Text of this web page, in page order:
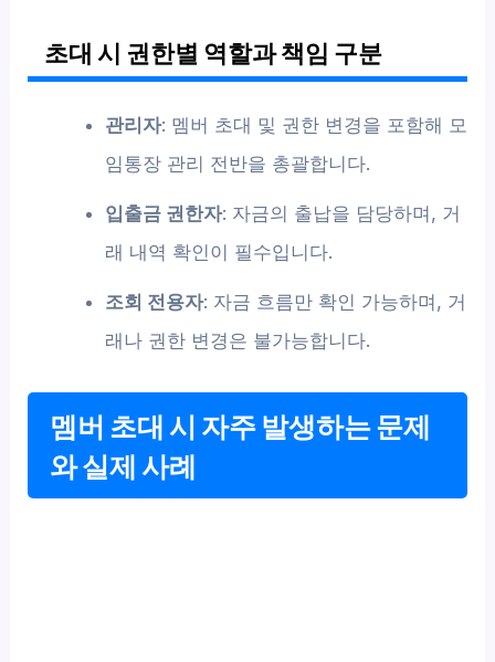
초대 시 권한별 역할과 책임 구분
관리자: 멤버 초대 및 권한 변경을 포함해 모
임통장 관리 전반을 총괄합니다.
입출금 권한자: 자금의 출납을 담당하며, 거
래 내역 확인이 필수입니다.
조회 전용자: 자금 흐름만 확인 가능하며, 거
래나 권한 변경은 불가능합니다.
멤버 초대 시 자주 발생하는 문제
와 실제 사례